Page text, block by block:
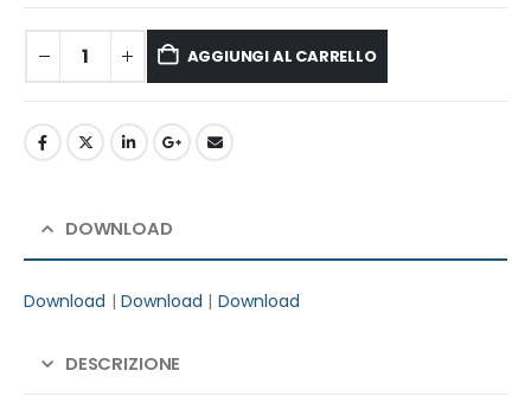
AGGIUNGI AL CARRELLO
DOWNLOAD
Download | Download | Download
DESCRIZIONE